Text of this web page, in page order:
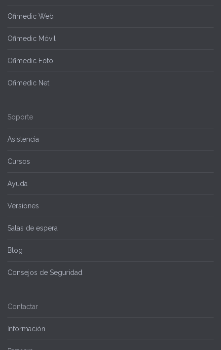
Ofimedic Web
Ofimedic Móvil
Ofimedic Foto
Ofimedic Net
Soporte
Asistencia
Cursos
Ayuda
Versiones
Salas de espera
Blog
Consejos de Seguridad
Contactar
Información